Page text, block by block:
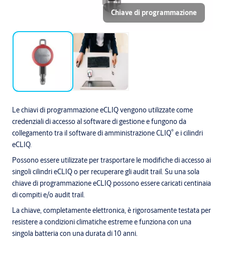
Le chiavi di programmazione eCLIQ vengono utilizzate come
credenziali di accesso al software di gestione e fungono da
collegamento tra il software di amministrazione CLIQ® e i cilindri
eCLIQ.
Possono essere utilizzate per trasportare le modifiche di accesso ai
singoli cilindri eCLIQ o per recuperare gli audit trail. Su una sola
chiave di programmazione eCLIQ possono essere caricati centinaia
di compiti e/o audit trail.
La chiave, completamente elettronica, è rigorosamente testata per
resistere a condizioni climatiche estreme e funziona con una
singola batteria con una durata di 10 anni.
Chiave di programmazione